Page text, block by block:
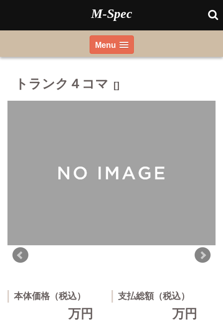
M-Spec
Menu
トランク４コマ []
本体価格（税込）
万円
支払総額（税込）
万円